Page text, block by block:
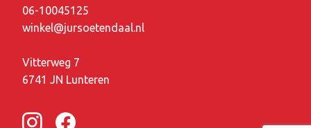
06-10045125
winkel@jursoetendaal.nl
Vitterweg 7
6741 JN Lunteren